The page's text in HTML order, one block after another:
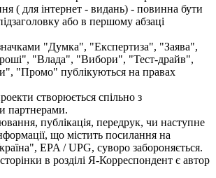
( для інтернет - видань) - повинна бути
або в першому абзаці
"Думка", "Експертиза", "Заява",
"Влада", "Вибори", "Тест-драйв",
"Промо" публікуються на правах
створюється спільно з
партнерами.
публікація, передрук, чи наступне
що містить посилання на
EPA / UPG, суворо забороняється.
в розділі Я-Корреспондент є автор